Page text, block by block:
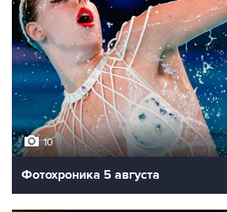
10
Фотохроника 5 августа